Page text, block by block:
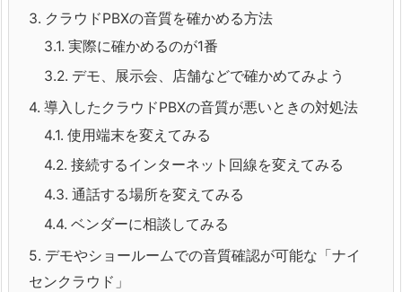
3. クラウドPBXの音質を確かめる方法
3.1. 実際に確かめるのが1番
3.2. デモ、展示会、店舗などで確かめてみよう
4. 導入したクラウドPBXの音質が悪いときの対処法
4.1. 使用端末を変えてみる
4.2. 接続するインターネット回線を変えてみる
4.3. 通話する場所を変えてみる
4.4. ベンダーに相談してみる
5. デモやショールームでの音質確認が可能な「ナイ
センクラウド」